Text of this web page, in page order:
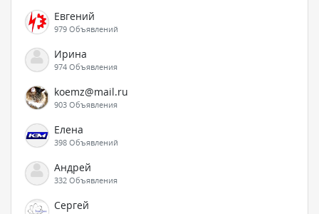
Евгений
979 Объявлений
Ирина
974 Объявления
koemz@mail.ru
903 Объявления
Елена
398 Объявлений
Андрей
332 Объявления
Сергей